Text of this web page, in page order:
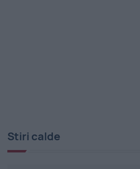
Stiri calde